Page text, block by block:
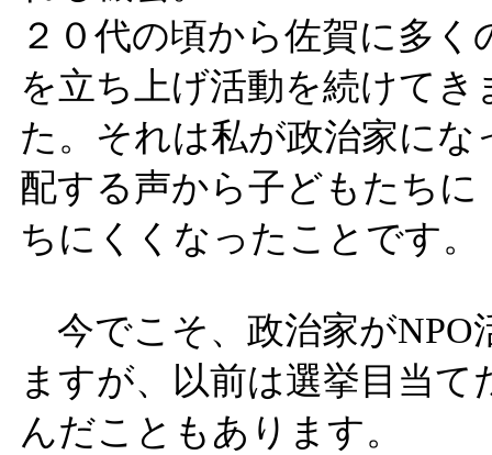
２０代の頃から佐賀に多
を立ち上げ活動を続けて
た。それは私が政治家に
配する声から子どもたち
ちにくくなったことです。
今でこそ、政治家がNPO
ますが、以前は選挙目当
んだこともあります。